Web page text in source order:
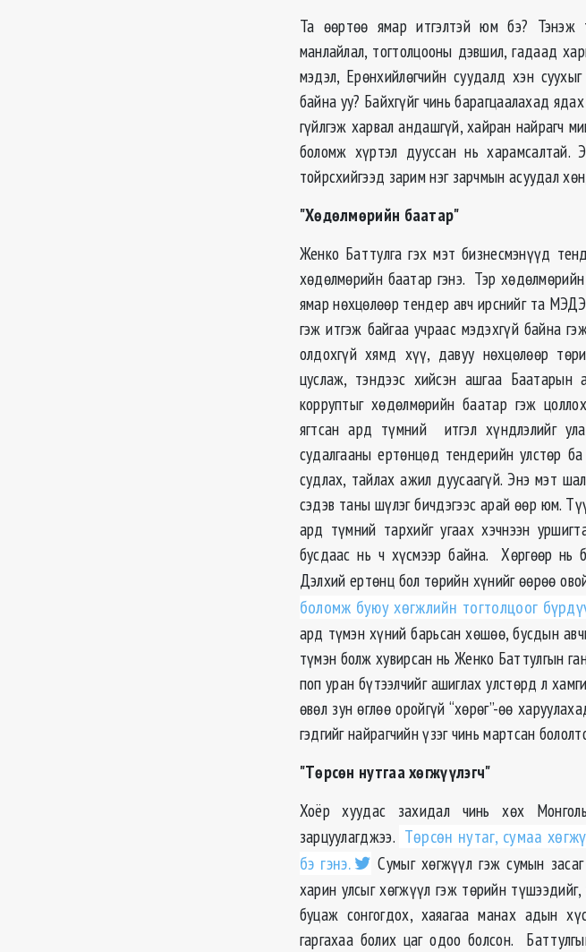
Та өөртөө ямар итгэлтэй юм бэ?
манлайлал, тогтолцооны дэвшил, гадаад
мэдэл, Ерөнхийлөгчийн суудалд хэн
байна уу? Байхгүйг чинь барагцаалахад
гүйлгэж харвал андашгүй, хайран найрагч
боломж хүртэл дууссан нь харамсалтай.
тойрсхийгээд зарим нэг зарчмын асуудал
"Хөдөлмөрийн баатар"
Женко Баттулга гэх мэт бизнесмэнүүд
хөдөлмөрийн баатар гэнэ. Тэр
ямар нөхцөлөөр тендер авч ирснийг та
гэж итгэж байгаа учраас мэдэхгүй байна
олдохгүй хямд хүү, давуу нөхцөлөөр
цуслаж, тэндээс хийсэн ашгаа Баатарын
корруптыг хөдөлмөрийн баатар гэж
ягтсан ард түмний итгэл хүндлэлийг
судалгааны ертөнцөд тендерийн улстөр
судлах, тайлах ажил дуусаагүй. Энэ мэт
сэдэв таны шүлэг бичдэгээс арай өөр юм.
ард түмний тархийг угаах хэчнээн
бусдаас нь ч хүсмээр байна. Хөргөөр нь
Дэлхий ертөнц бол төрийн хүнийг өөрөө
боломж буюу хөгжлийн тогтолцоог
ард түмэн хүний барьсан хөшөө, бусдын
түмэн болж хувирсан нь Женко Баттулгын
поп уран бүтээлчийг ашиглах улстөрд л
өвөл зун өглөө оройгүй “хөрөг”-өө
гэдгийг найрагчийн үзэг чинь мартсан
"Төрсөн нутгаа хөгжүүлэгч"
Хоёр хуудас захидал чинь хөх
зарцуулагджээ. Төрсөн нутаг, сумаа
бэ гэнэ.
Сумыг хөгжүүл гэж сумын
харин улсыг хөгжүүл гэж төрийн
буцаж сонгогдох, хаяагаа манах адын
гаргахаа болих цаг одоо болсон.